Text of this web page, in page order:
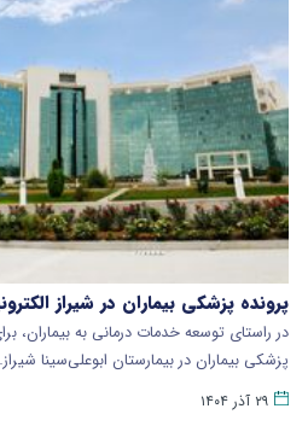
پرونده پزشکی بیماران در شیراز
در راستای توسعه خدمات درمانی به بیماران،
پزشکی بیماران در بیمارستان ابوعلی‌سینا
۲۹ آذر ۱۴۰۴